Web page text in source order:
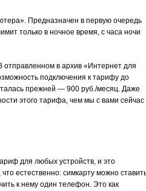
Предназначен в первую очередь
только в ночное время, с часа ночи
в архив «Интернет для
подключения к тарифу до
прежней — 900 руб./месяц. Даже
этого тарифа, чем мы с вами сейчас
для любых устройств, и это
естественно: симкарту можно
к нему один телефон. Это как